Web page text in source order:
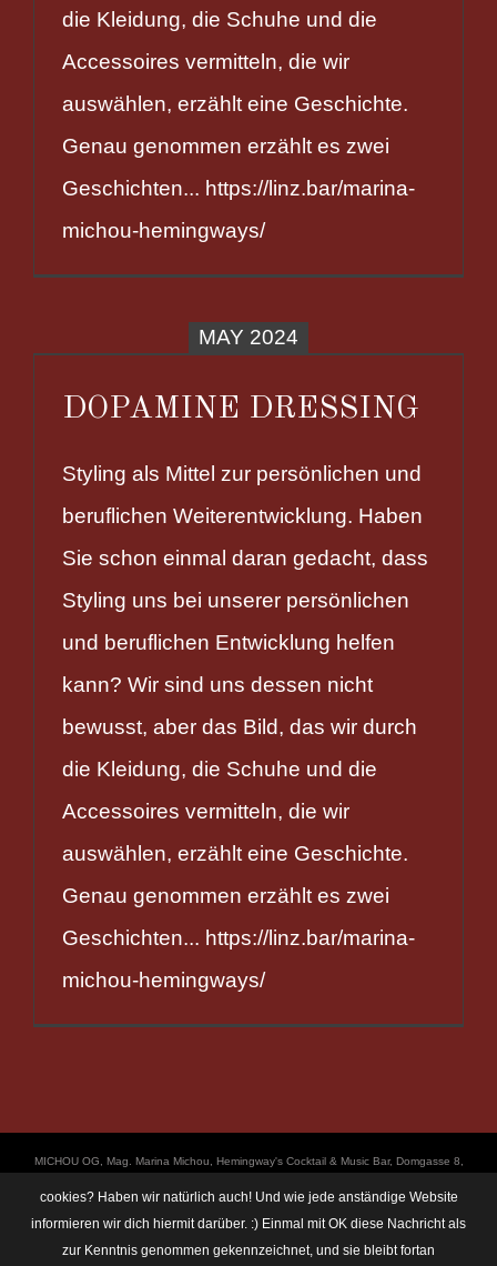
die Kleidung, die Schuhe und die
Accessoires vermitteln, die wir
auswählen, erzählt eine Geschichte.
Genau genommen erzählt es zwei
Geschichten... https://linz.bar/marina-
michou-hemingways/
MAY 2024
DOPAMINE DRESSING
Styling als Mittel zur persönlichen und
beruflichen Weiterentwicklung. Haben
Sie schon einmal daran gedacht, dass
Styling uns bei unserer persönlichen
und beruflichen Entwicklung helfen
kann? Wir sind uns dessen nicht
bewusst, aber das Bild, das wir durch
die Kleidung, die Schuhe und die
Accessoires vermitteln, die wir
auswählen, erzählt eine Geschichte.
Genau genommen erzählt es zwei
Geschichten... https://linz.bar/marina-
michou-hemingways/
ΜICHOU OG, Mag. Marina Michou, Hemingway's Cocktail & Music Bar, Domgasse 8,
https://linz.bar/marinamichou/ Telefon: 0650 6101820, E-Mail: hemingway@linz.bar,
Öffnungszeiten: Di - Do: 17:30 - 01:00 Uhr, Fr + Sa: 17:30 - 03:00 Uhr. Im Rahmen
unserer Veranstaltungen machen wir immer wieder mal Fotos und Videos. Das
cookies? Haben wir natürlich auch! Und wie jede anständige Website
informieren wir dich hiermit darüber. :) Einmal mit OK diese Nachricht als
zur Kenntnis genommen gekennzeichnet, und sie bleibt fortan